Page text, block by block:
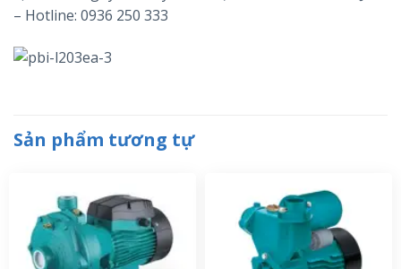
– Hotline: 0936 250 333
Sản phẩm tương tự